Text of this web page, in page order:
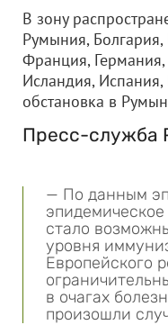
В зону
Румыния, Болгария,
Франция,
Исландия,
обстановка в
Пресс-служба
— По данным
стало
уровня
Европейского
в очагах
произошли